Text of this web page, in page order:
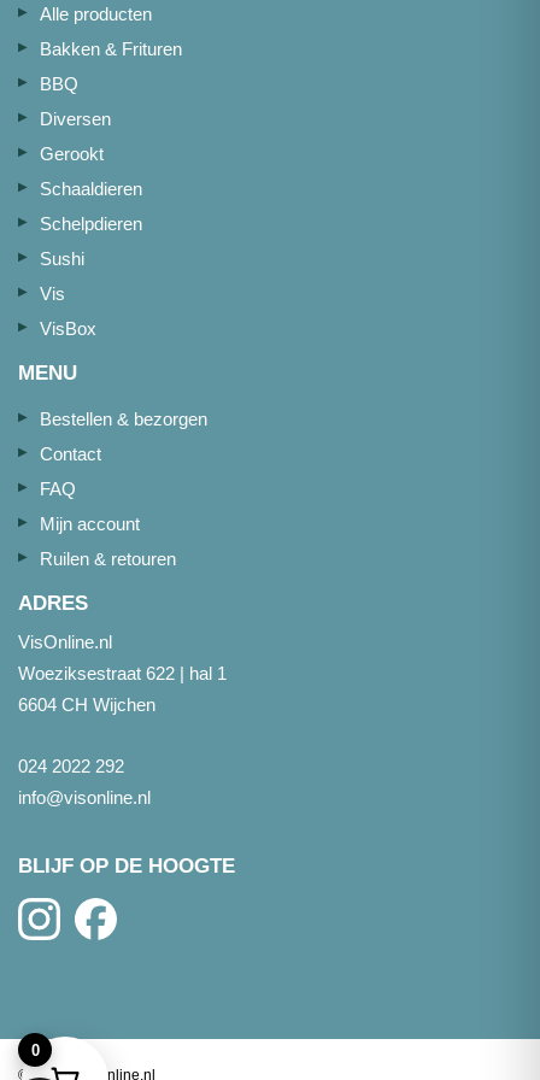
Alle producten
Bakken & Frituren
BBQ
Diversen
Gerookt
Schaaldieren
Schelpdieren
Sushi
Vis
VisBox
MENU
Bestellen & bezorgen
Contact
FAQ
Mijn account
Ruilen & retouren
ADRES
VisOnline.nl
Woeziksestraat 622 | hal 1
6604 CH Wijchen
024 2022 292
info@visonline.nl
BLIJF OP DE HOOGTE
©2026- Visonline.nl
0